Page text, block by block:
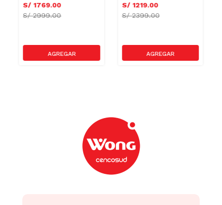
S/ 1769.00
S/2999.00
S/ 1219.00
S/2399.00